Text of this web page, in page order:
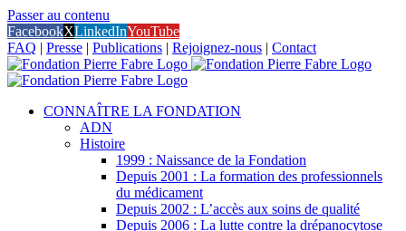
Passer au contenu
FacebookXLinkedInYouTube
FAQ | Presse | Publications | Rejoignez-nous | Contact
CONNAÎTRE LA FONDATION
ADN
Histoire
1999 : Naissance de la Fondation
Depuis 2001 : La formation des professionnels
du médicament
Depuis 2002 : L’accès aux soins de qualité
Depuis 2006 : La lutte contre la drépanocytose